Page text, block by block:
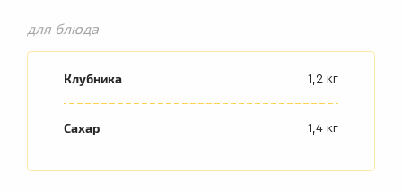
для блюда
Клубника 1,2 кг
Сахар 1,4 кг